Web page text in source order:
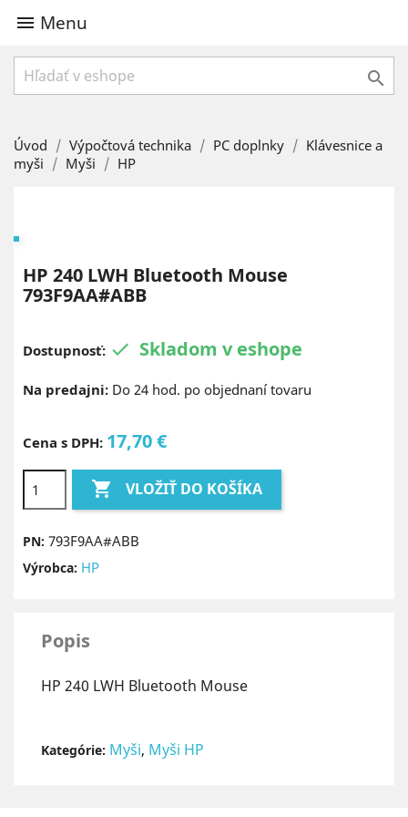
 Menu

Úvod Výpočtová technika PC doplnky
Klávesnice a
myši
Myši HP
HP 240 LWH Bluetooth Mouse
793F9AA#ABB
Dostupnosť:  Skladom v eshope
Na predajni: Do 24 hod. po objednaní tovaru
Cena s DPH: 17,70 €
 VLOŽIŤ DO KOŠÍKA
PN: 793F9AA#ABB
Výrobca: HP
Popis
HP 240 LWH Bluetooth Mouse
Kategórie: Myši, Myši HP